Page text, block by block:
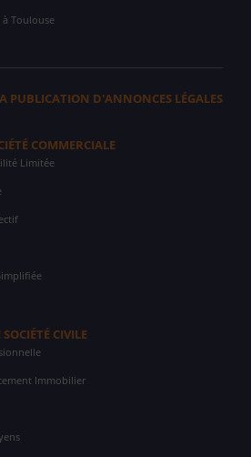
Toulouse
PUBLICATION D'ANNONCES LÉGALES
COMMERCIALE
Limitée
CIVILE
Immobilier